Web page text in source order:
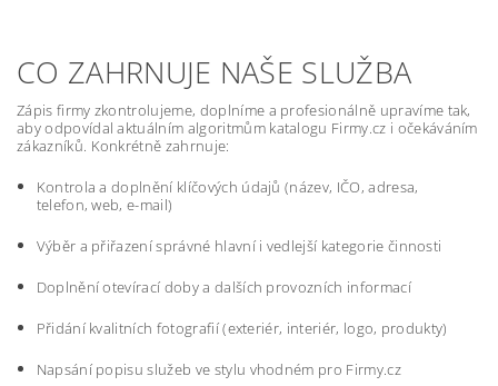
CO ZAHRNUJE NAŠE SLUŽBA
Zápis firmy zkontrolujeme, doplníme a profesionálně upravíme tak,
aby odpovídal aktuálním algoritmům katalogu Firmy.cz i očekáváním
zákazníků. Konkrétně zahrnuje:
Kontrola a doplnění klíčových údajů (název, IČO, adresa,
telefon, web, e-mail)
Výběr a přiřazení správné hlavní i vedlejší kategorie činnosti
Doplnění otevírací doby a dalších provozních informací
Přidání kvalitních fotografií (exteriér, interiér, logo, produkty)
Napsání popisu služeb ve stylu vhodném pro Firmy.cz